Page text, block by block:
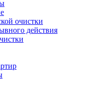
очистки
действия